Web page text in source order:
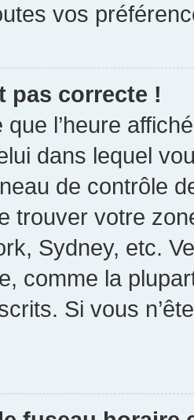
vos
pas correcte !
que l’heure
dans lequel
de contrôle
trouver votre
Sydney, etc.
comme la
Si vous